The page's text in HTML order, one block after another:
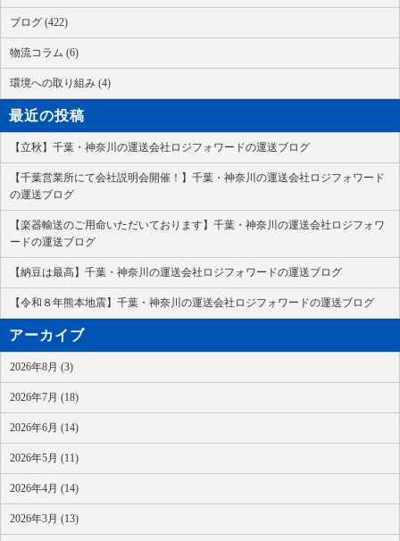
ブログ (422)
物流コラム (6)
環境への取り組み (4)
最近の投稿
【立秋】千葉・神奈川の運送会社ロジフォワードの運送ブログ
【千葉営業所にて会社説明会開催！】千葉・神奈川の運送会社ロジフォワード
の運送ブログ
【楽器輸送のご用命いただいております】千葉・神奈川の運送会社ロジフォワ
ードの運送ブログ
【納豆は最高】千葉・神奈川の運送会社ロジフォワードの運送ブログ
【令和８年熊本地震】千葉・神奈川の運送会社ロジフォワードの運送ブログ
アーカイブ
2026年8月 (3)
2026年7月 (18)
2026年6月 (14)
2026年5月 (11)
2026年4月 (14)
2026年3月 (13)